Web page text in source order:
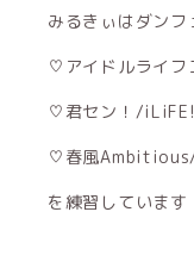
みるきぃはダンフ
♡アイドルライ
♡君セン！/iLiFE!
♡春風
を練習しています